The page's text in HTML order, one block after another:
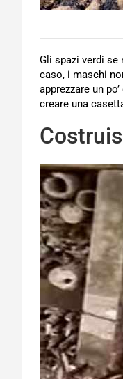
Gli spazi verdi se
caso, i maschi
apprezzare un
creare una